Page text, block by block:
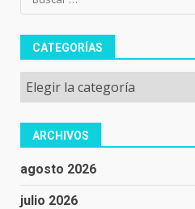
CATEGORÍAS
Categorías
ARCHIVOS
agosto 2026
julio 2026